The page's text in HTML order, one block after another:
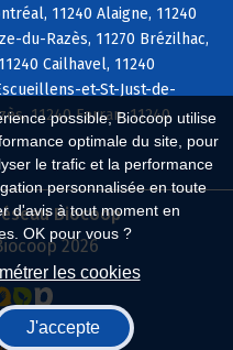
possible, Biocoop utilise
optimale du site, pour
le trafic et la performance
personnalisée en toute
d'avis à tout moment en
OK pour vous ?
les cookies
J'accepte
11240 Alaigne, 11240
du-Razès, 11270 Brézilhac,
Cailhavel, 11240
et-St-Just-de-
11240 Ferran, 11240
Biocoop
2026